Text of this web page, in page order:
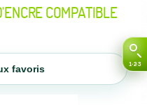
COMPATIBLE
favoris